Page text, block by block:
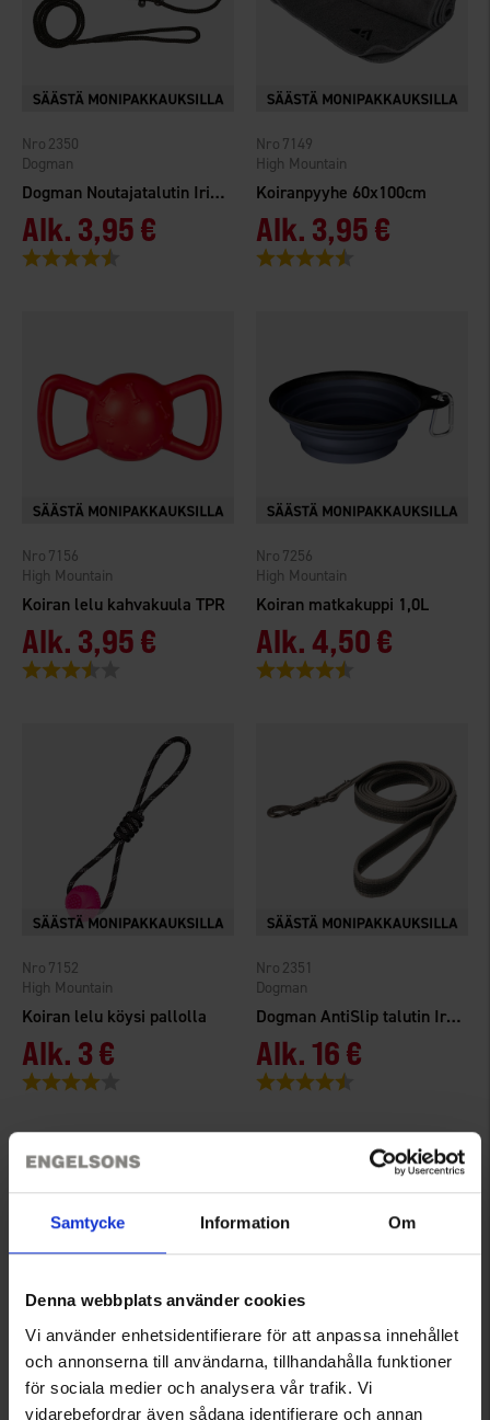
Samtycke Information Om
Denna webbplats använder cookies
Vi använder enhetsidentifierare för att anpassa innehållet
och annonserna till användarna, tillhandahålla funktioner
för sociala medier och analysera vår trafik. Vi
vidarebefordrar även sådana identifierare och annan
Dogman Noutajatalutin Iris 160cm harm
Dogman
2350
Alk. 3,95 €
Arvio:
Koiranpyyhe 60x100cm
High Mountain
7149
Alk. 3,95 €
Arvio:
Koiran lelu kahvakuula TPR
High Mountain
7156
Alk. 3,95 €
Arvio:
Koiran matkakuppi 1,0L
High Mountain
7256
Alk. 4,50 €
Arvio:
Koiran lelu köysi pallolla
High Mountain
7152
Alk. 3 €
Arvio:
Dogman AntiSlip talutin Iris 20mm har
Dogman
2351
Alk. 16 €
Arvio:
Dogman
2353
High Mountain
7270